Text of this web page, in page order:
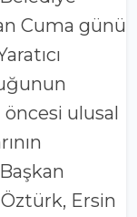
Cuma günü
öncesi ulusal
Ersin